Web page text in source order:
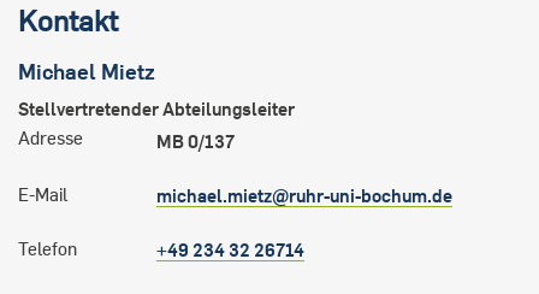
Kontakt
Michael Mietz
Stellvertretender Abteilungsleiter
Adresse
MB 0/137
E-Mail michael.mietz@ruhr-uni-bochum.de
Telefon +49 234 32 26714